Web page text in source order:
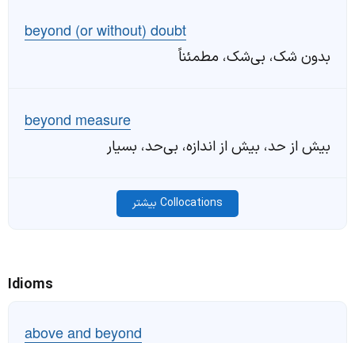
beyond (or without) doubt
بدون شک، بی‌شک، مطمئناً
beyond measure
بیش از حد، بیش از اندازه، بی‌حد، بسیار
Collocations بیشتر
Idioms
above and beyond